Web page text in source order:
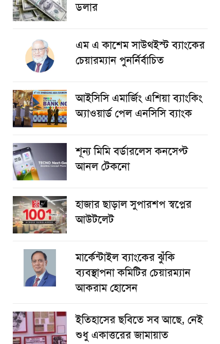
ডলার
এম এ কাশেম সাউথইস্ট ব্যাংকের
চেয়ারম্যান পুনর্নির্বাচিত
আইসিসি এমার্জিং এশিয়া ব্যাংকিং
অ্যাওয়ার্ড পেল এনসিসি ব্যাংক
শূন্য মিমি বর্ডারলেস কনসেপ্ট
আনল টেকনো
হাজার ছাড়াল সুপারশপ স্বপ্নের
আউটলেট
মার্কেন্টাইল ব্যাংকের ঝুঁকি
ব্যবস্থাপনা কমিটির চেয়ারম্যান
আকরাম হোসেন
ইতিহাসের ছবিতে সব আছে, নেই
শুধু একাত্তরের জামায়াত